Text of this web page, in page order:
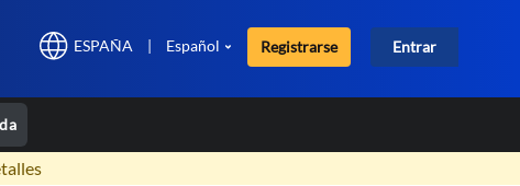
ESPAÑA | Español Registrarse Entrar